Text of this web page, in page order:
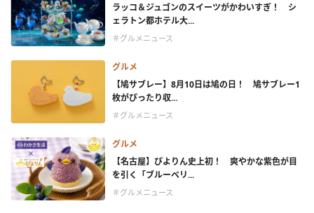
ラッコ＆ジュゴンのスイーツがかわいすぎ！ シ
ェラトン都ホテル大...
＃グルメニュース
グルメ
【鳩サブレー】8月10日は鳩の日！ 鳩サブレー1
枚がぴったり収...
＃グルメニュース
グルメ
【名古屋】ぴよりん史上初！ 爽やかな紫色が目
を引く「ブルーベリ...
＃グルメニュース